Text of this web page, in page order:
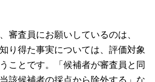
審査員にお願いしているのは、
り得た事実については、評価対象
ことです。「候補者が審査員と同
該候補者の採点から除外する」な